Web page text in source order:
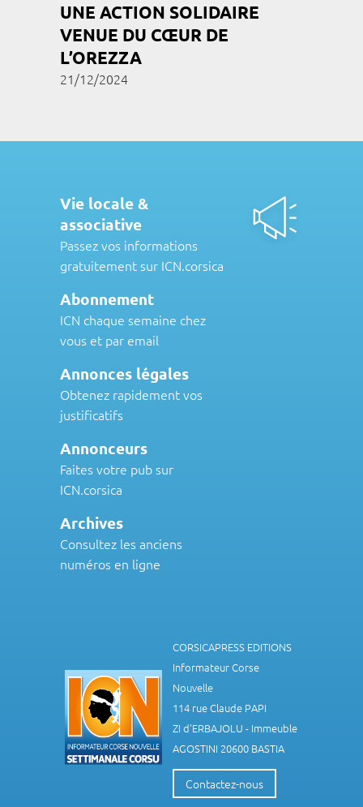
UNE ACTION SOLIDAIRE
VENUE DU CŒUR DE
L’OREZZA
21/12/2024
Vie locale &
associative
Passez vos informations
gratuitement sur ICN.corsica
Abonnement
ICN chaque semaine chez
vous et par email
Annonces légales
Obtenez rapidement vos
justificatifs
Annonceurs
Faites votre pub sur
ICN.corsica
Archives
Consultez les anciens
numéros en ligne
CORSICAPRESS EDITIONS
Informateur Corse
Nouvelle
114 rue Claude PAPI
ZI d'ERBAJOLU - Immeuble
AGOSTINI 20600 BASTIA
Contactez-nous